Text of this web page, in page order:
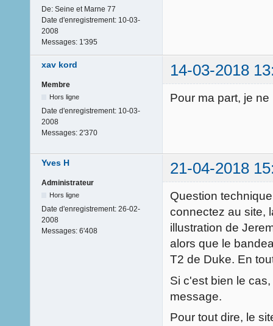
De: Seine et Marne 77
Date d'enregistrement: 10-03-
2008
Messages: 1'395
xav kord 14-03-2018
Membre
Hors ligne
Date d'enregistrement: 10-03-
2008
Messages: 2'370
Pour ma part, je
Yves H 21-04-2018
Administrateur
Hors ligne
Date d'enregistrement: 26-02-
2008
Messages: 6'408
Question
connectez au site,
illustration de
alors que le
T2 de Duke. En
Si c'est bien le
message.
Pour tout dire, le